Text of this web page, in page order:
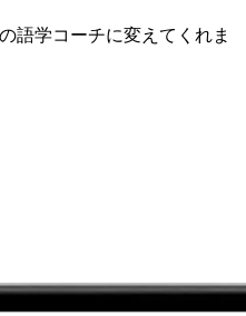
語学コーチに変えてくれま